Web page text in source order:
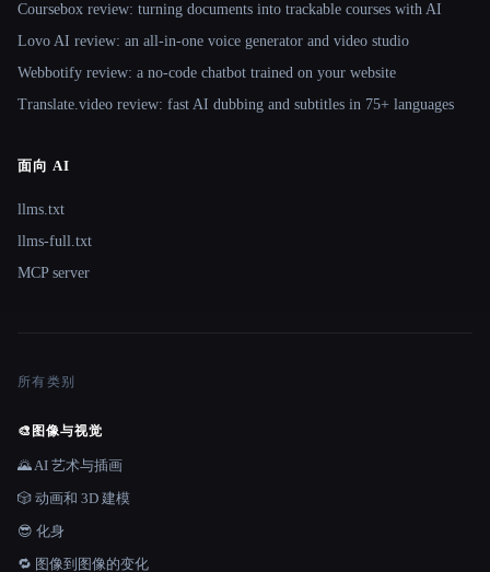
Coursebox review: turning documents into trackable courses with AI
Lovo AI review: an all-in-one voice generator and video studio
Webbotify review: a no-code chatbot trained on your website
Translate.video review: fast AI dubbing and subtitles in 75+ languages
面向 AI
llms.txt
llms-full.txt
MCP server
所有类别
🎨 图像与视觉
🌄 AI 艺术与插画
🎲 动画和 3D 建模
😎 化身
🔁 图像到图像的变化